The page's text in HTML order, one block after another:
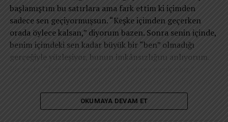
hayatınızı nereye verdiyseniz, sonunda kim olduğunuzu
da o belirler.
Bu nedenle modern insanın en önemli mücadelesi
zamana karşı değildir. Dikkatine sahip çıkabilme
mücadelesidir. Çünkü geleceğin en özgür insanları, en
fazla bilgiye sahip olanlar değil; dikkatini koruyabilenler
Zamanınızı nereye veriyorsanız, hayatınızı da oraya
verirsiniz.”
başlamıştım bu satırlara ama fark ettim ki içimden
sadece sen geçiyormuşsun. “Keşke içimden geçerken
orada öylece kalsan,” diyorum bazen. Sonra senin içinde,
benim içimdeki sen kadar büyük bir “ben” olmadığı
gerçeğiyle yüzleşiyor, bunun imkânsızlığını anlıyorum.
hariç… İçimde saklamak istediğim tek şey sensin ama sen
sadece oradasın, derinlerimde. Ne olurdu sanki dışımda
OKUMAYA DEVAM ET